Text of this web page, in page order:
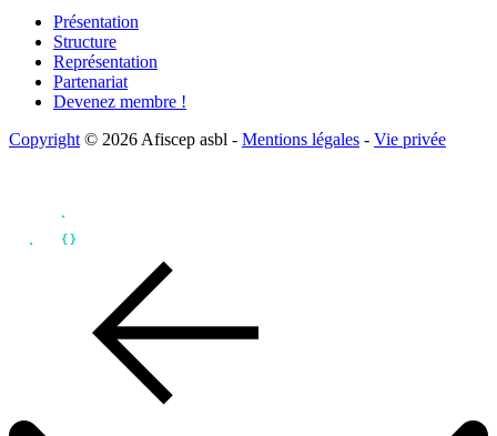
Présentation
Structure
Représentation
Partenariat
Devenez membre !
Copyright © 2026 Afiscep asbl - Mentions légales - Vie privée